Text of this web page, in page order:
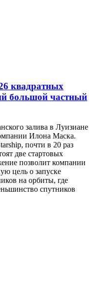
квадратных
большой частный
залива в Луизиане
Илона Маска.
почти в 20 раз
две стартовых
позволит компании
цель о запуске
на орбиты, где
спутников